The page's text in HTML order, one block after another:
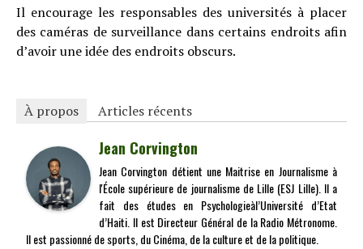
Il encourage les responsables des universités à placer
des caméras de surveillance dans certains endroits afin
d’avoir une idée des endroits obscurs.
À propos Articles récents
Jean Corvington
Jean Corvington détient une Maitrise en Journalisme à
l'École supérieure de journalisme de Lille (ESJ Lille). Il a
fait des études en Psychologieàl’Université d’Etat
d’Haiti. Il est Directeur Général de la Radio Métronome.
Il est passionné de sports, du Cinéma, de la culture et de la politique.